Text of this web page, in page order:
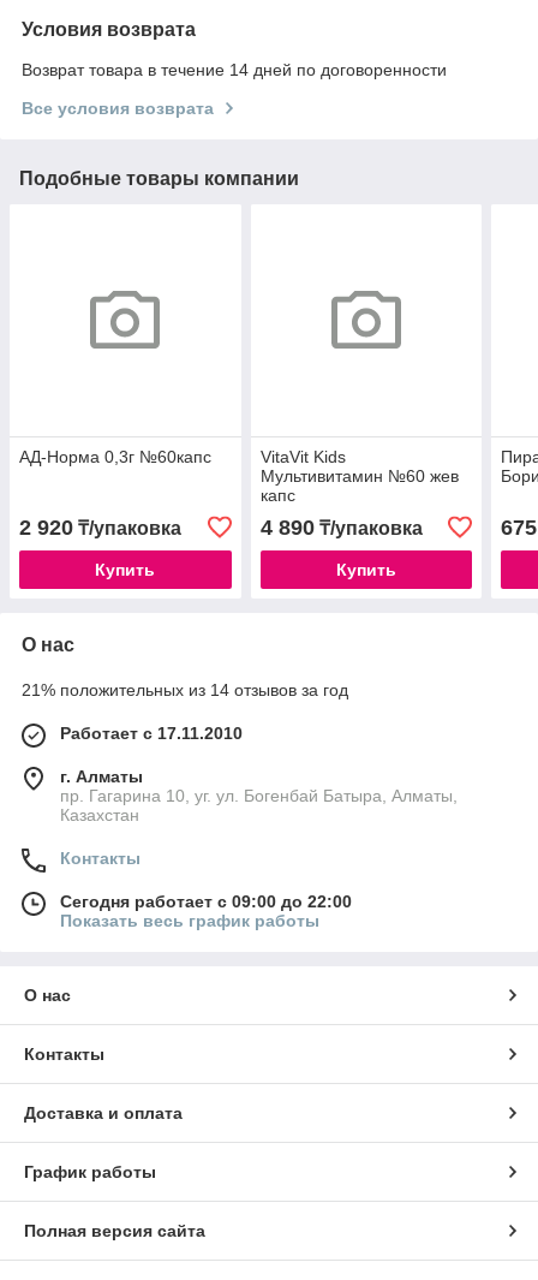
Условия возврата
Возврат товара в течение 14 дней по договоренности
Все условия возврата
Подобные товары компании
АД-Норма 0,3г №60капс
2 920 ₸/упаковка
Купить
VitaVit Kids
Мультивитамин №60 жев
капс
4 890₸/упаковка
Купить
675
О нас
21% положительных из 14 отзывов за год
Работает с 17.11.2010
г. Алматы
пр. Гагарина 10, уг. ул. Богенбай Батыра, Алматы,
Казахстан
Контакты
Сегодня работает с 09:00 до 22:00
Показать весь график работы
О нас
Контакты
Доставка и оплата
График работы
Полная версия сайта